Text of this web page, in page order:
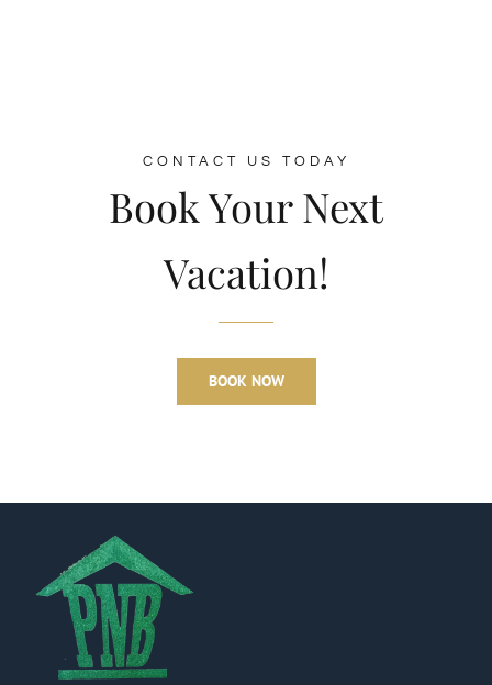
CONTACT US TODAY
Book Your Next
Vacation!
BOOK NOW